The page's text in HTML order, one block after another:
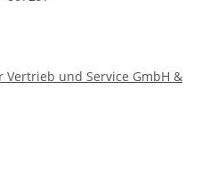
Vertrieb und Service GmbH &